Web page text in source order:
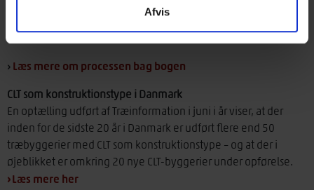
Afvis
har en større, tværfaglig følgegruppe bidraget med viden og
kvalitetssikring af indholdet.
› Læs mere om processen bag bogen
CLT som konstruktionstype i Danmark
En optælling udført af Træinformation i juni i år viser, at der
inden for de sidste 20 år i Danmark er udført flere end 50
træbyggerier med CLT som konstruktionstype – og at der i
øjeblikket er omkring 20 nye CLT-byggerier under opførelse.
›Læs mere her